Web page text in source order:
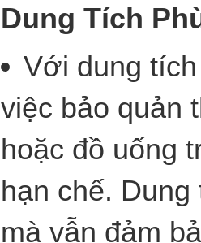
Dung Tích
Với dung
việc bảo quản
hoặc đồ uống
hạn chế.
mà vẫn đảm